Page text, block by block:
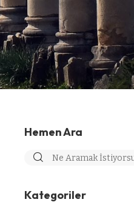
Hemen Ara
Kategoriler